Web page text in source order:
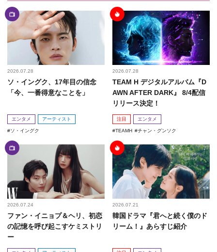
2026.07.28
ソ・イングク、17年目の信念
「今、一番得意なことを」
エンタメ アーティスト
ソ・イングク
2026.07.28
TEAM H デジタルアルバム『D
AWN AFTER DARK』 8/4配信
リリース決定！
注目 エンタメ
TEAMH チャン・グンソク
2026.07.24
ファン・イニョプ＆ヘリ、初恋
の記憶を呼び起こすケミストリ
ー
2026.07.21
韓国ドラマ『君へと続く僕のド
リーム！』あらすじ紹介